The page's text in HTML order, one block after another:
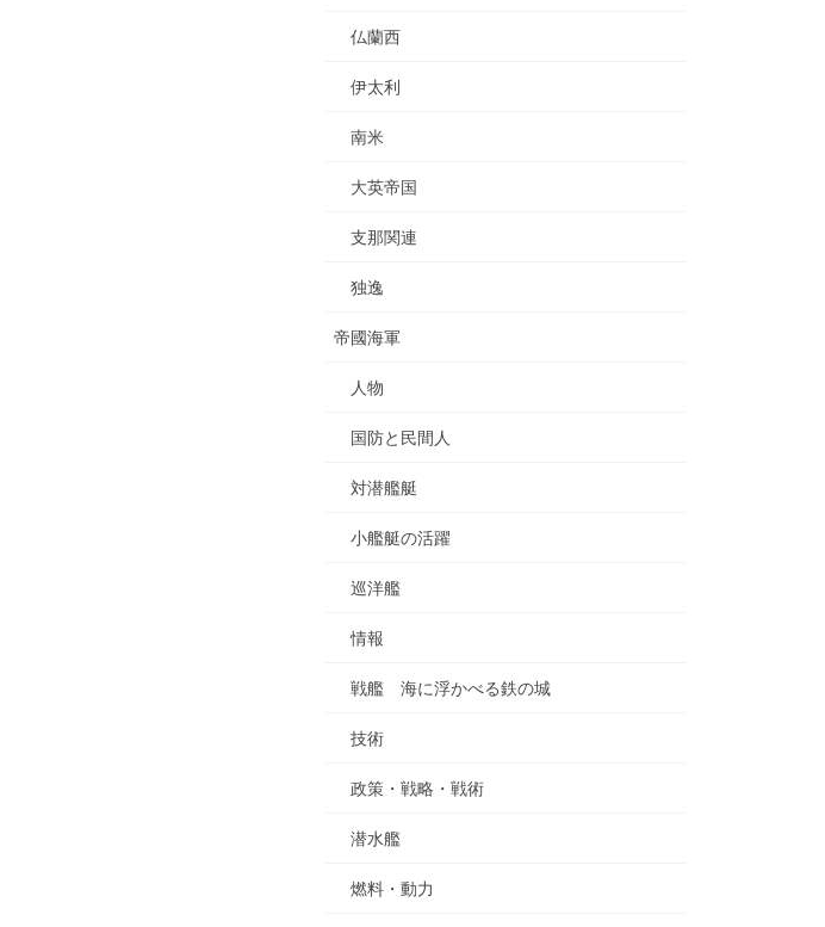
仏蘭西
伊太利
南米
大英帝国
支那関連
独逸
帝國海軍
人物
国防と民間人
対潜艦艇
小艦艇の活躍
巡洋艦
情報
戦艦 海に浮かべる鉄の城
技術
政策・戦略・戦術
潜水艦
燃料・動力